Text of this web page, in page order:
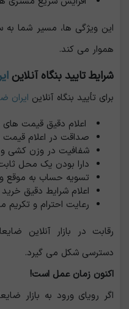
این ویژگی ها، مسیر شما
هموار می کند.‌
شرایط تایید بنگاه آنلاین
برای تأیید بنگاه آنلاین ایران
اعلام دقیق قیمت های
صداقت در اعلام قیمت
شفافیت در وزن کشی و
دارا بودن یک محل ثابت
تسویه حساب به موقع
اعلام شرایط دقیق
رعایت احترام و تکریم
رقابت در بازار آنلاین
دسترسی شکل می ‌گیرد.
اکنون زمان عمل است!
اگر رویای ورود به بازار